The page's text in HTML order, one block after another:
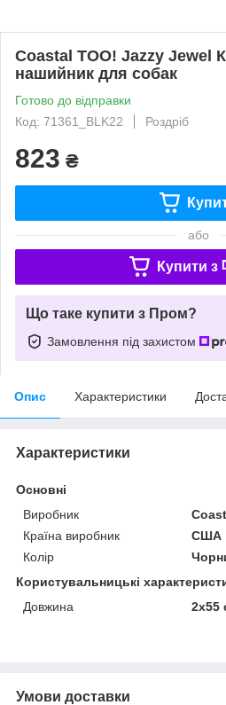
Coastal TOO! Jazzy Jewel
нашийник для собак
Готово до відправки
Код: 71361_BLK22
Роздріб
823 ₴
або
Купити з
Що таке купити з Пром?
Замовлення під захистом
Опис Характеристики
Характеристики
Основні
Виробник
Країна виробник
США
Колір
Користувальницькі
Довжина
2x55
Умови доставки